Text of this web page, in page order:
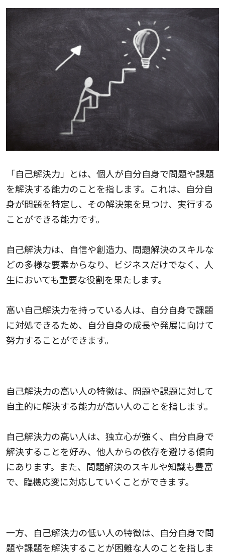
「自己解決力」とは、個人が自分自身で問題や課題
を解決する能力のことを指します。これは、自分自
身が問題を特定し、その解決策を見つけ、実行する
ことができる能力です。
自己解決力は、自信や創造力、問題解決のスキルな
どの多様な要素からなり、ビジネスだけでなく、人
生においても重要な役割を果たします。
高い自己解決力を持っている人は、自分自身で課題
に対処できるため、自分自身の成長や発展に向けて
努力することができます。
自己解決力の高い人の特徴は、問題や課題に対して
自主的に解決する能力が高い人のことを指します。
自己解決力の高い人は、独立心が強く、自分自身で
解決することを好み、他人からの依存を避ける傾向
にあります。また、問題解決のスキルや知識も豊富
で、臨機応変に対応していくことができます。
一方、自己解決力の低い人の特徴は、自分自身で問
題や課題を解決することが困難な人のことを指しま